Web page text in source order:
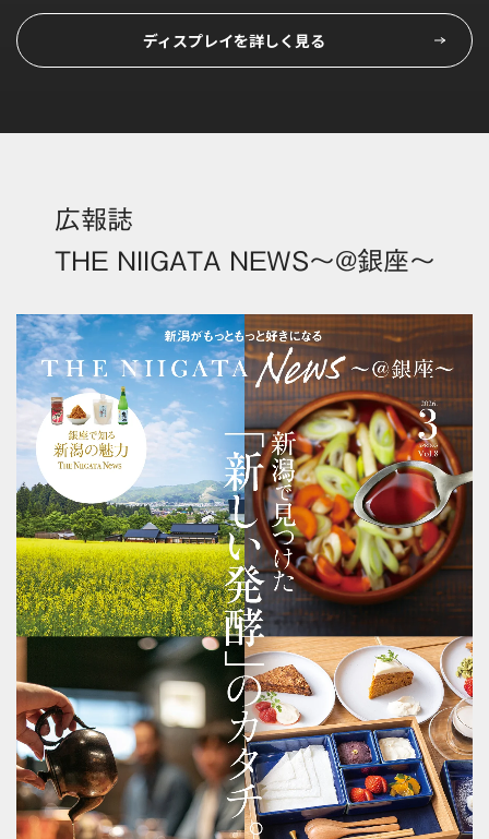
ディスプレイを詳しく見る
広報誌
THE NIIGATA NEWS～@銀座～